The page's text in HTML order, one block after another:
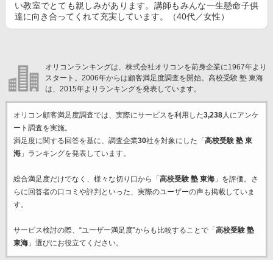
い教室でとても親しみがあります。講師もみんな一生懸命子供
達に向き合ってくれて充実しています。（40代／女性）
オリコンランキングは、株式会社オリコンを前身企業に1967年より
スタート。2006年からは顧客満足度調査を開始。高校受験 塾 東海
は、2015年よりランキングを発表しています。
オリコン顧客満足度調査では、実際にサービスを利用した3,238人にアンケ
ート調査を実施。
満足度に関する回答を基に、調査企業30社を対象にした「 高校受験 塾 東
海」ランキングを発表しています。
総合満足度だけでなく、様々な切り口から「 高校受験 塾 東海」を評価。さ
らに回答者の口コミや評判といった、実際のユーザーの声も掲載していま
す。
サービス検討の際、“ユーザー満足度”からも比較することで「 高校受験 塾
東海」選びにお役立てください。